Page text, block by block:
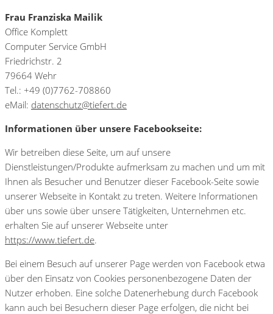
Frau Franziska Mailik
Office Komplett
Computer Service GmbH
Friedrichstr. 2
79664 Wehr
Tel.: +49 (0)7762-708860
eMail: datenschutz@tiefert.de
Informationen über unsere Facebookseite:
Wir betreiben diese Seite, um auf unsere
Dienstleistungen/Produkte aufmerksam zu machen und um mit
Ihnen als Besucher und Benutzer dieser Facebook-Seite sowie
unserer Webseite in Kontakt zu treten. Weitere Informationen
über uns sowie über unsere Tätigkeiten, Unternehmen etc.
erhalten Sie auf unserer Webseite unter
https://www.tiefert.de.
Bei einem Besuch auf unserer Page werden von Facebook etwa
über den Einsatz von Cookies personenbezogene Daten der
Nutzer erhoben. Eine solche Datenerhebung durch Facebook
kann auch bei Besuchern dieser Page erfolgen, die nicht bei